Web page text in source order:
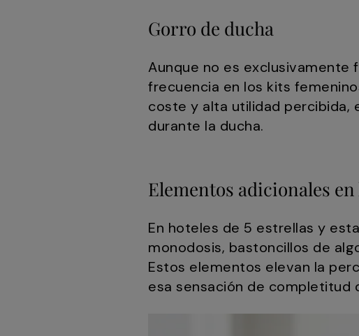
Gorro de ducha
Aunque no es exclusivamente
frecuencia en los kits
coste y alta utilidad percibida,
durante la ducha.
Elementos adicionales
En hoteles de 5 estrellas y
monodosis, bastoncillos de
Estos elementos elevan la
esa sensación de completitud